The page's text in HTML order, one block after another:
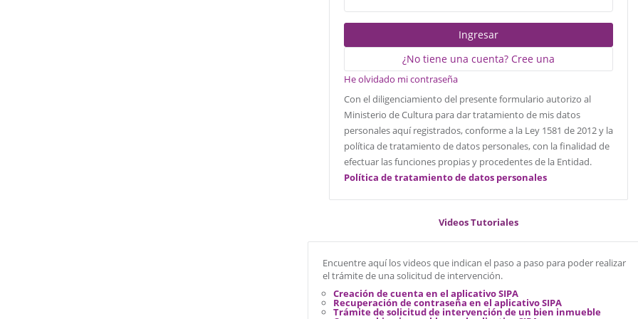
Ingresar
¿No tiene una cuenta? Cree una
He olvidado mi contraseña
Con el diligenciamiento del presente formulario autorizo al
Ministerio de Cultura para dar tratamiento de mis datos
personales aquí registrados, conforme a la Ley 1581 de 2012 y la
política de tratamiento de datos personales, con la finalidad de
efectuar las funciones propias y procedentes de la Entidad.
Política de tratamiento de datos personales
Videos Tutoriales
Encuentre aquí los videos que indican el paso a paso para poder realizar
el trámite de una solicitud de intervención.
Creación de cuenta en el aplicativo SIPA
Recuperación de contraseña en el aplicativo SIPA
Trámite de solicitud de intervención de un bien inmueble